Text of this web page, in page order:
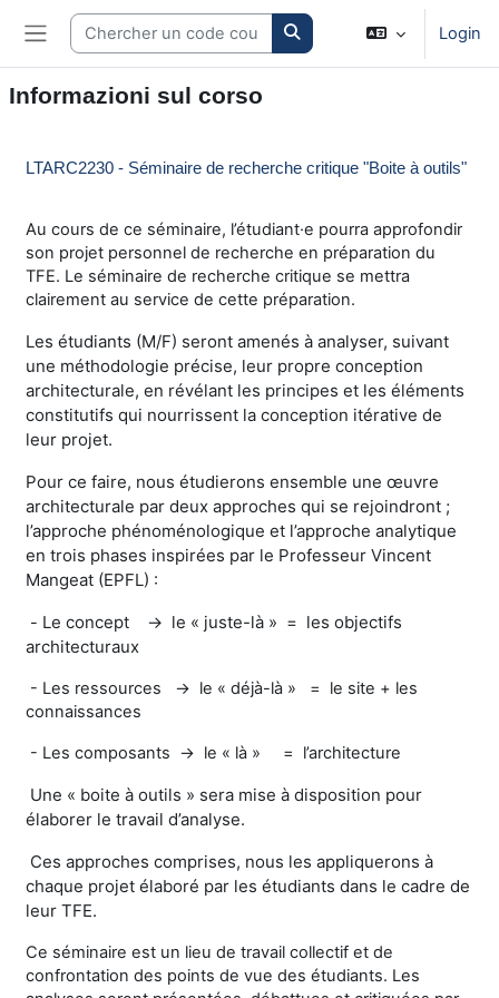
Vai al contenuto principale
Pannello laterale
Search courses Login
Informazioni sul corso
LTARC2230 - Séminaire de recherche critique "Boite à outils"
Au cours de ce séminaire, l’étudiant·e pourra approfondir
son projet personnel de recherche en préparation du
TFE. Le séminaire de recherche critique se mettra
clairement au service de cette préparation.
Les étudiants (M/F) seront amenés à analyser, suivant
une méthodologie précise, leur propre conception
architecturale, en révélant les principes et les éléments
constitutifs qui nourrissent la conception itérative de
leur projet.
Pour ce faire, nous étudierons ensemble une œuvre
architecturale par deux approches qui se rejoindront ;
l’approche phénoménologique et l’approche analytique
en trois phases inspirées par le Professeur Vincent
Mangeat (EPFL) :
- Le concept → le « juste-là » = les objectifs
architecturaux
- Les ressources → le « déjà-là » = le site + les
connaissances
- Les composants → le « là » = l’architecture
Une « boite à outils » sera mise à disposition pour
élaborer le travail d’analyse.
Ces approches comprises, nous les appliquerons à
chaque projet élaboré par les étudiants dans le cadre de
leur TFE.
Ce séminaire est un lieu de travail collectif et de
confrontation des points de vue des étudiants. Les